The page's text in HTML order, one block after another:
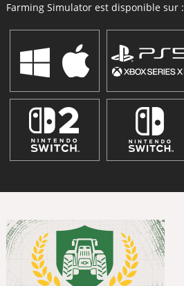
Farming Simulator est disponible sur :